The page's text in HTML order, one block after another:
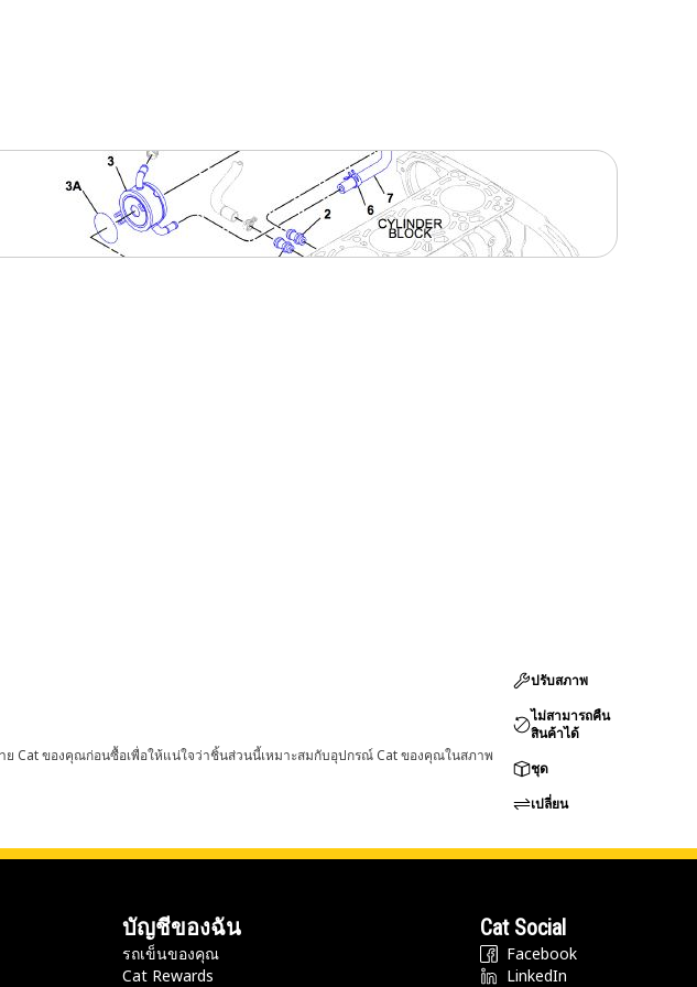
Cat ของคุณก่อนซื้อเพื่อให้แน่ใจว่าชิ้นส่วนนี้เหมาะสมกับอุปกรณ์ Cat ของคุณในสภาพ
ปรับสภาพ
ไม่สามารถคืน
สินค้าได้
ชุด
เปลี่ยน
บัญชีของฉัน
รถเข็นของคุณ
Cat Rewards
Cat Social
Facebook
LinkedIn